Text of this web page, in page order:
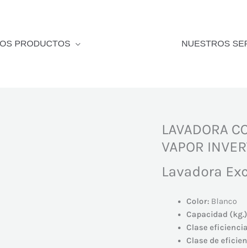
PRODUCTOS NUESTROS
LAVADORA
VAPOR
Lavadora
Color: Blanco
Capacidad
Clase
Clase de